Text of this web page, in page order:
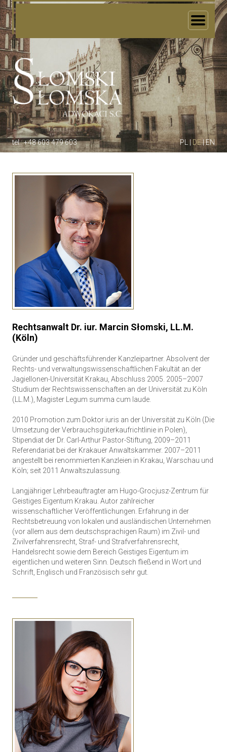
Home
Die Kanzlei
Das Team
Fachgebiete
Unsere Referenzkunden
Karierre
Kontakt
tel.: +48 603 479 603 PL DE|EN
Rechtsanwalt Dr. iur. Marcin Słomski, LL.M.
(Köln)
Gründer und geschäftsführender Kanzleipartner. Absolvent der
Rechts- und verwaltungswissenschaftlichen Fakultät an der
Jagiellonen-Universität Krakau, Abschluss 2005. 2005–2007
Studium der Rechtswissenschaften an der Universität zu Köln
(LL.M.), Magister Legum summa cum laude.
2010 Promotion zum Doktor iuris an der Universität zu Köln (Die
Umsetzung der Verbrauchsgüterkaufrichtlinie in Polen),
Stipendiat der Dr. Carl-Arthur Pastor-Stiftung, 2009–2011
Referendariat bei der Krakauer Anwaltskammer. 2007–2011
angestellt bei renommierten Kanzleien in Krakau, Warschau und
Köln; seit 2011 Anwaltszulassung.
Langjähriger Lehrbeauftragter am Hugo-Grocjusz-Zentrum für
Geistiges Eigentum Krakau. Autor zahlreicher
wissenschaftlicher Veröffentlichungen. Erfahrung in der
Rechtsbetreuung von lokalen und ausländischen Unternehmen
(vor allem aus dem deutschsprachigen Raum) im Zivil- und
Zivilverfahrensrecht, Straf- und Strafverfahrensrecht,
Handelsrecht sowie dem Bereich Geistiges Eigentum im
eigentlichen und weiteren Sinn. Deutsch fließend in Wort und
Schrift, Englisch und Französisch sehr gut.